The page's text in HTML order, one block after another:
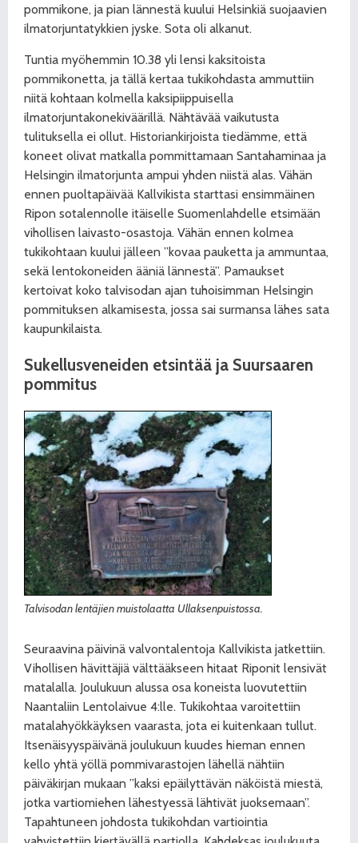
pommikone, ja pian lännestä kuului Helsinkiä suojaavien
ilmatorjuntatykkien jyske. Sota oli alkanut.
Tuntia myöhemmin 10.38 yli lensi kaksitoista
pommikonetta, ja tällä kertaa tukikohdasta ammuttiin
niitä kohtaan kolmella kaksipiippuisella
ilmatorjuntakonekiväärillä. Nähtävää vaikutusta
tulituksella ei ollut. Historiankirjoista tiedämme, että
koneet olivat matkalla pommittamaan Santahaminaa ja
Helsingin ilmatorjunta ampui yhden niistä alas. Vähän
ennen puoltapäivää Kallvikista starttasi ensimmäinen
Ripon sotalennolle itäiselle Suomenlahdelle etsimään
vihollisen laivasto-osastoja. Vähän ennen kolmea
tukikohtaan kuului jälleen ”kovaa pauketta ja ammuntaa,
sekä lentokoneiden ääniä lännestä”. Pamaukset
kertoivat koko talvisodan ajan tuhoisimman Helsingin
pommituksen alkamisesta, jossa sai surmansa lähes sata
kaupunkilaista.
Sukellusveneiden etsintää ja Suursaaren
pommitus
Talvisodan lentäjien muistolaatta Ullaksenpuistossa.
Seuraavina päivinä valvontalentoja Kallvikista jatkettiin.
Vihollisen hävittäjiä välttääkseen hitaat Riponit lensivät
matalalla. Joulukuun alussa osa koneista luovutettiin
Naantaliin Lentolaivue 4:lle. Tukikohtaa varoitettiin
matalahyökkäyksen vaarasta, jota ei kuitenkaan tullut.
Itsenäisyyspäivänä joulukuun kuudes hieman ennen
kello yhtä yöllä pommivarastojen lähellä nähtiin
päiväkirjan mukaan ”kaksi epäilyttävän näköistä miestä,
jotka vartiomiehen lähestyessä lähtivät juoksemaan”.
Tapahtuneen johdosta tukikohdan vartiointia